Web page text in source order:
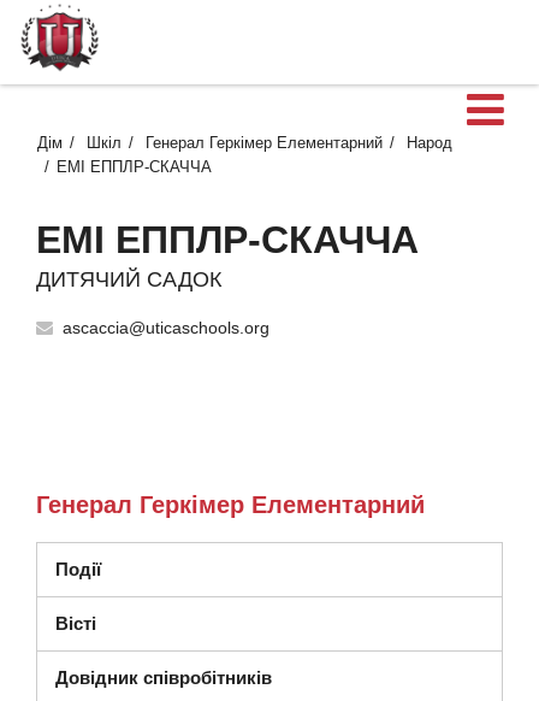
Дім Шкіл Генерал Геркімер Елементарний
Народ
ЕМІ ЕППЛР-СКАЧЧА
ЕМІ ЕППЛР-СКАЧЧА
ДИТЯЧИЙ САДОК
ascaccia@uticaschools.org
Генерал Геркімер Елементарний
Події
Вісті
Довідник співробітників